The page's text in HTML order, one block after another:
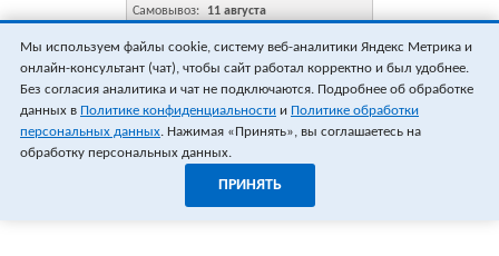
Самовывоз: 11 августа
предоплата
1 899 руб.
37 990 Р
ПОКАЗАТЬ ЕЩЁ 18ВСЕГО 22
Мы используем файлы cookie, систему веб-аналитики Яндекс Метрика и
онлайн-консультант (чат), чтобы сайт работал корректно и был удобнее.
Без согласия аналитика и чат не подключаются. Подробнее об обработке
данных в Политике конфиденциальности и Политике обработки
персональных данных. Нажимая «Принять», вы соглашаетесь на
обработку персональных данных.
ПРИНЯТЬ